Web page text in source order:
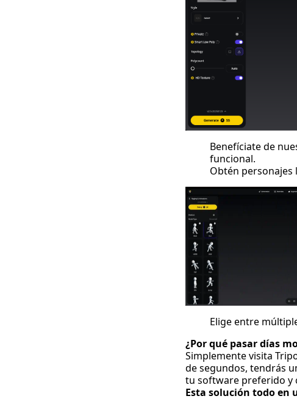
Benefíciate de
funcional.
Obtén
Elige entre
¿Por qué pasar días
Simplemente visita
de segundos, tendrás
tu software preferido y
Esta solución todo en